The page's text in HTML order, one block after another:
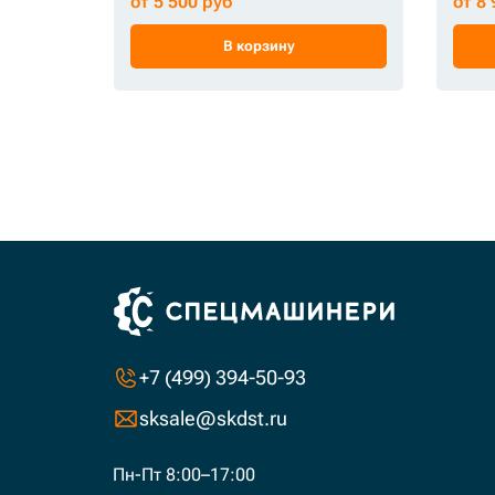
R300LC-9S
R300LC-9SHВ корзину
+7 (499) 394-50-93
sksale@skdst.ru
Пн-Пт 8:00–17:00